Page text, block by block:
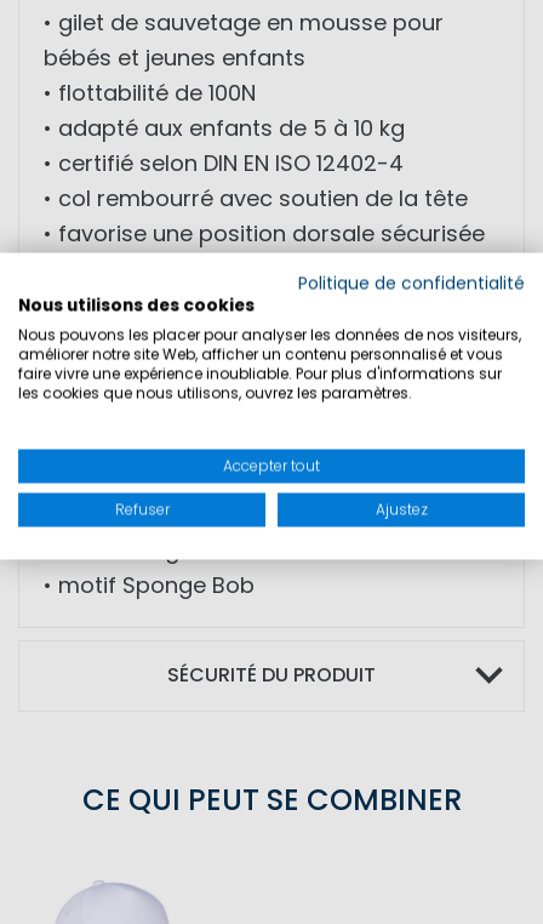
• gilet de sauvetage en mousse pour
bébés et jeunes enfants
• flottabilité de 100N
• adapté aux enfants de 5 à 10 kg
• certifié selon DIN EN ISO 12402-4
• col rembourré avec soutien de la tête
• favorise une position dorsale sécurisée
• sangle de sécurité intégrée anti-
glissement
• ceinture réglable individuellement
• réflecteurs 3M® sur le col
• design néon pour meilleure visibilité
• mousse PE durable
• fermeture zippée de haute qualité
• motif Sponge Bob
SÉCURITÉ DU PRODUIT
CE QUI PEUT SE COMBINER
Politique de confidentialité
Nous utilisons des cookies
Nous pouvons les placer pour analyser les données de nos visiteurs,
améliorer notre site Web, afficher un contenu personnalisé et vous
faire vivre une expérience inoubliable. Pour plus d'informations sur
les cookies que nous utilisons, ouvrez les paramètres.
Accepter tout
Refuser Ajustez